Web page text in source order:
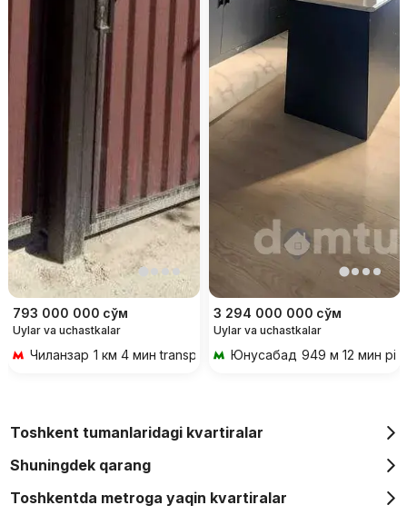
793 000 000 сўм
Uylar va uchastkalar
Чиланзар 1 км 4 мин transportda
3 294 000 000 сўм
Uylar va uchastkalar
Юнусабад 949 м 12 мин
Toshkent tumanlaridagi kvartiralar
Shuningdek qarang
Toshkentda metroga yaqin kvartiralar